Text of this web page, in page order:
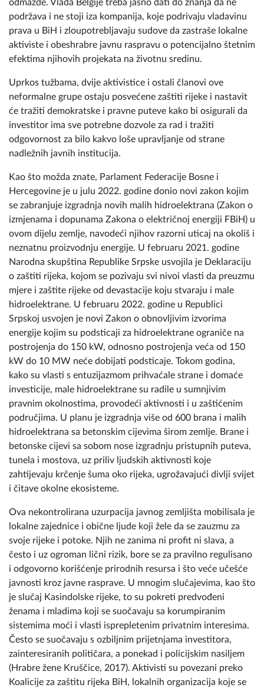
odmazde. Vlada Belgije treba jasno dati do znanja da ne
podržava i ne stoji iza kompanija, koje podrivaju vladavinu
prava u BiH i zloupotrebljavaju sudove da zastraše lokalne
aktiviste i obeshrabre javnu raspravu o potencijalno štetnim
efektima njihovih projekata na životnu sredinu.
Uprkos tužbama, dvije aktivistice i ostali članovi ove
neformalne grupe ostaju posvećene zaštiti rijeke i nastavit
će tražiti demokratske i pravne puteve kako bi osigurali da
investitor ima sve potrebne dozvole za rad i tražiti
odgovornost za bilo kakvo loše upravljanje od strane
nadležnih javnih institucija.
Kao što možda znate, Parlament Federacije Bosne i
Hercegovine je u julu 2022. godine donio novi zakon kojim
se zabranjuje izgradnja novih malih hidroelektrana (Zakon o
izmjenama i dopunama Zakona o električnoj energiji FBiH) u
ovom dijelu zemlje, navodeći njihov razorni uticaj na okoliš i
neznatnu proizvodnju energije. U februaru 2021. godine
Narodna skupština Republike Srpske usvojila je Deklaraciju
o zaštiti rijeka, kojom se pozivaju svi nivoi vlasti da preuzmu
mjere i zaštite rijeke od devastacije koju stvaraju i male
hidroelektrane. U februaru 2022. godine u Republici
Srpskoj usvojen je novi Zakon o obnovljivim izvorima
energije kojim su podsticaji za hidroelektrane ograniče na
postrojenja do 150 kW, odnosno postrojenja veća od 150
kW do 10 MW neće dobijati podsticaje. Tokom godina,
kako su vlasti s entuzijazmom prihvaćale strane i domaće
investicije, male hidroelektrane su radile u sumnjivim
pravnim okolnostima, provodeći aktivnosti i u zaštićenim
područjima. U planu je izgradnja više od 600 brana i malih
hidroelektrana sa betonskim cijevima širom zemlje. Brane i
betonske cijevi sa sobom nose izgradnju pristupnih puteva,
tunela i mostova, uz priliv ljudskih aktivnosti koje
zahtijevaju krčenje šuma oko rijeka, ugrožavajući divlji svijet
i čitave okolne ekosisteme.
Ova nekontrolirana uzurpacija javnog zemljišta mobilisala je
lokalne zajednice i obične ljude koji žele da se zauzmu za
svoje rijeke i potoke. Njih ne zanima ni profit ni slava, a
često i uz ogroman lični rizik, bore se za pravilno regulisano
i odgovorno korišćenje prirodnih resursa i što veće učešće
javnosti kroz javne rasprave. U mnogim slučajevima, kao što
je slučaj Kasindolske rijeke, to su pokreti predvođeni
ženama i mladima koji se suočavaju sa korumpiranim
sistemima moći i vlasti isprepletenim privatnim interesima.
Često se suočavaju s ozbiljnim prijetnjama investitora,
zainteresiranih političara, a ponekad i policijskim nasiljem
(Hrabre žene Kruščice, 2017). Aktivisti su povezani preko
Koalicije za zaštitu rijeka BiH, lokalnih organizacija koje se